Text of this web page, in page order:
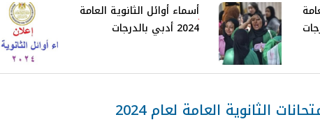
أسماء أوائل الثانوية العامة
2024 أدبي بالدرجات
الثانوية العامة لعام 2024